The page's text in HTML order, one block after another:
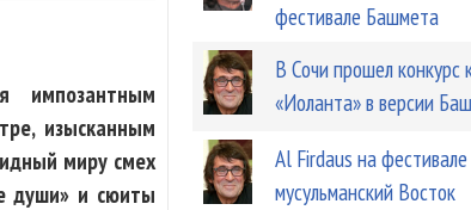
импозантным
изысканным
миру смех
души» и сюиты
фестивале Башмета
В Сочи прошел конкурс
«Иоланта» в версии
Аl Firdaus на
мусульманский Восток